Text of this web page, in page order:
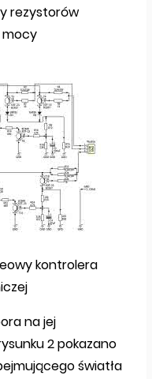
rezystorów
kontrolera
na jej
2 pokazano
światła